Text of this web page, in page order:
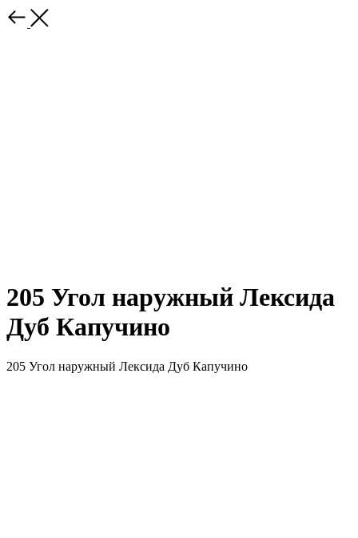
205 Угол наружный Лексида
Дуб Капучино
205 Угол наружный Лексида Дуб Капучино